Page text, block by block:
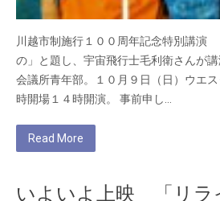
川越市制施行１００周年記念特別講演
の」と題し、宇宙飛行士毛利衛さんが
会議所青年部。１０月９日（日）ウエ
時開場１４時開演。 事前申し…
Read More
いよいよ上映 「リラ